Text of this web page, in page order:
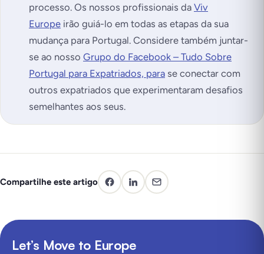
processo. Os nossos profissionais da Viv
Europe irão guiá-lo em todas as etapas da sua
mudança para Portugal. Considere também juntar-
se ao nosso Grupo do Facebook – Tudo Sobre
Portugal para Expatriados, para se conectar com
outros expatriados que experimentaram desafios
semelhantes aos seus.
Compartilhe este artigo
Let’s Move to Europe